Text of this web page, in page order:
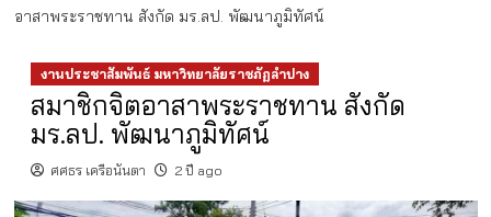
อาสาพระราชทาน สังกัด มร.ลป. พัฒนาภูมิทัศน์
งานประชาสัมพันธ์ มหาวิทยาลัยราชภัฏลำปาง
สมาชิกจิตอาสาพระราชทาน สังกัด
มร.ลป. พัฒนาภูมิทัศน์
ศศธร เครือนันตา 2 ปี ago